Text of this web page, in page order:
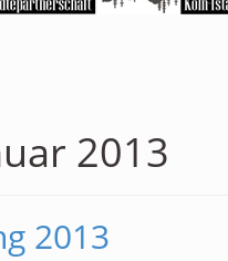
2013
2013